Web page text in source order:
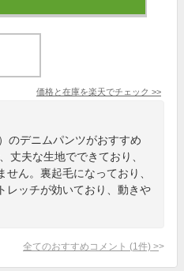
価格と在庫を楽天でチェック >>
のデニムパンツがおすすめ
丈夫な生地でできており、
ん。裏起毛になっており、
レッチが効いており、動きや
全てのおすすめコメント (1 件) >